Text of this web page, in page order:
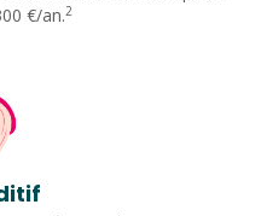
€/an.2